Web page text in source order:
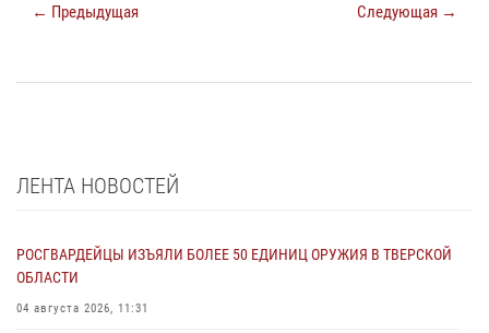
← Предыдущая Следующая →
ЛЕНТА НОВОСТЕЙ
РОСГВАРДЕЙЦЫ ИЗЪЯЛИ БОЛЕЕ 50 ЕДИНИЦ ОРУЖИЯ В ТВЕРСКОЙ
ОБЛАСТИ
04 августа 2026, 11:31